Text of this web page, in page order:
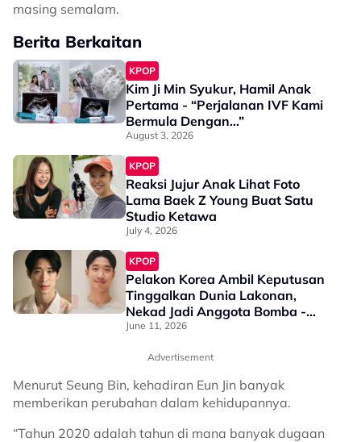
masing semalam.
Berita Berkaitan
KPOP
Kim Ji Min Syukur, Hamil Anak
Pertama - “Perjalanan IVF Kami
Bermula Dengan…”
August 3, 2026
KPOP
Reaksi Jujur Anak Lihat Foto
Lama Baek Z Young Buat Satu
Studio Ketawa
July 4, 2026
KPOP
Pelakon Korea Ambil Keputusan
Tinggalkan Dunia Lakonan,
Nekad Jadi Anggota Bomba -
“Sebabnya Mudah, Saya Mahu…”
June 11, 2026
Advertisement
Menurut Seung Bin, kehadiran Eun Jin banyak
memberikan perubahan dalam kehidupannya.
“Tahun 2020 adalah tahun di mana banyak dugaan